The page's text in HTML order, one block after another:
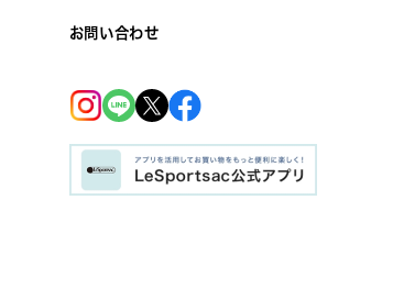
お問い合わせ